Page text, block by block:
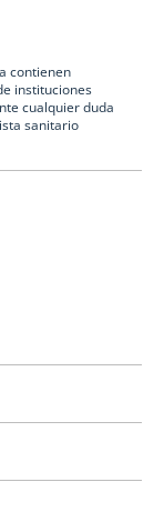
contienen
instituciones
cualquier duda
sanitario